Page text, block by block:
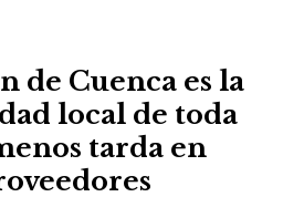
de Cuenca es la
local de toda
tarda en